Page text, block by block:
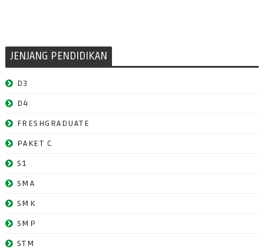
JENJANG PENDIDIKAN
D3
D4
FRESHGRADUATE
PAKET C
S1
SMA
SMK
SMP
STM